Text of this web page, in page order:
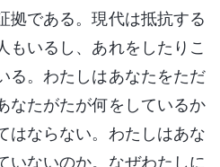
拠である。現代は抵抗する
もいるし、あれをしたりこ
る。わたしはあなたをただ
なたがたが何をしているか
はならない。わたしはあな
いないのか。なぜわたしに